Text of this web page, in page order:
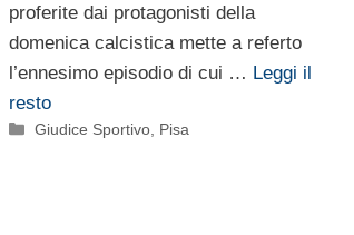
proferite dai protagonisti della
domenica calcistica mette a referto
l’ennesimo episodio di cui … Leggi il
resto
Categorie
Giudice Sportivo Pisa